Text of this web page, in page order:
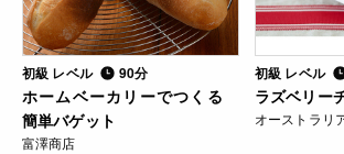
初級 レベル 90分
ホームベーカリーでつくる
簡単バゲット
富澤商店
初級 レベル
ラズベリー
オーストラリ